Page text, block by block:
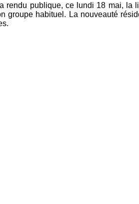
publique, ce lundi 18 mai, la
groupe habituel. La nouveauté